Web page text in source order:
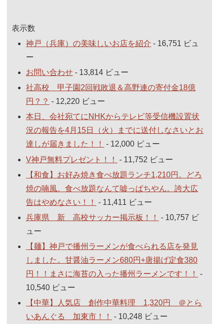
表示数
神戸（兵庫）の美味しいお店を紹介 - 16,751 ビュ
ー
お問い合わせ - 13,814 ビュー
社高校 甲子園2回戦敗退＆高野連の寄付金18億
円？？ - 12,220 ビュー
本日、会社宛てにNHKからテレビ等受信機設置状
況の報告を4月15日（火）までに送付しなさいとお
達しが届きました！！
- 12,000 ビュー
V神戸無料プレゼント！！
- 11,752 ビュー
【和食】お好み焼き食べ放題ランチ1,210円。どろ
焼の喃風。食べ放題なんて嘘っぱちやん。誇大広
告はやめなさい！！
- 11,411 ビュー
兵庫県 新 高校サッカー掲示板！！
- 10,757 ビ
ュー
【麺】神戸で播州ラーメンが食べられる店を発見
しました。甘醤油ラーメン680円+唐揚げ定食380
円！！まさに海苔の入った播州ラーメンです！！
-
10,540 ビュー
【中華】人気店 創作中華料理 1,320円 ＠とら
いあんぐる 加東市！！
- 10,248 ビュー